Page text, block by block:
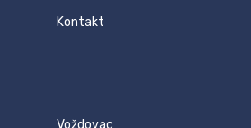
Kontakt
Voždovac